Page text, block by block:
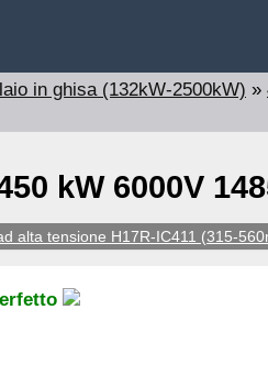
in ghisa (132kW-2500kW) »
kW 6000V
alta tensione H17R-IC411 (315-